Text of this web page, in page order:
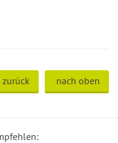
zurück nach oben